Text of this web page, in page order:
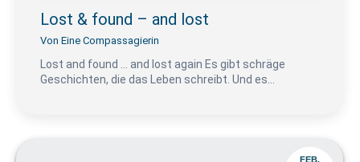
Lost & found – and lost
Von Eine Compassagierin
Lost and found … and lost again Es gibt schräge
Geschichten, die das Leben schreibt. Und es…
FEB.